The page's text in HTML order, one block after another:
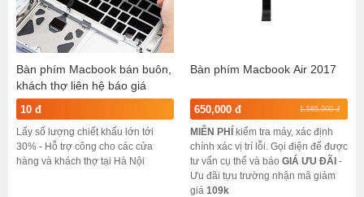
Bàn phím Macbook bán buôn,
khách thợ liên hệ báo giá
riêng
10 đ
Lấy số lượng chiết khấu lớn tới
30% - Hỗ trợ công cho các cửa
hàng và khách thợ tại Hà Nội
Bàn phím Macbook Air 2017
650,000 đ 1,565,000 đ
MIỄN PHÍ
kiểm tra máy, xác định
chính xác vị trí lỗi. Gọi điện để được
tư vấn cụ thể và báo GIÁ ƯU ĐÃI -
Ưu đãi tựu trường nhận mã giảm
giá 109k